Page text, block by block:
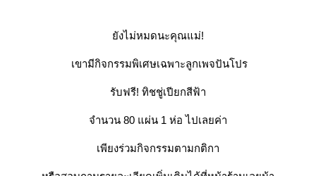
ังไม่หมดนะคุณแม่!
เขามีกิจกรรมพิเศษเฉพาะลูกเพจปันโปร
รับฟรี! ทิชชู่เปียกสีฟ้า
จำนวน 80 แผ่น 1 ห่อ ไปเลยค่า
เพียงร่วมกิจกรรมตามกติกา